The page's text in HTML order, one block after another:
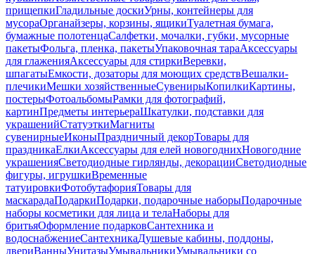
прищепкиГладильные доскиУрны, контейнеры для
мусораОрганайзеры, корзины, ящикиТуалетная бумага,
бумажные полотенцаСалфетки, мочалки, губки, мусорные
пакетыФольга, пленка, пакетыУпаковочная тараАксессуары
для глаженияАксессуары для стиркиВеревки,
шпагатыЕмкости, дозаторы для моющих средствВешалки-
плечикиМешки хозяйственныеСувенирыКопилкиКартины,
постерыФотоальбомыРамки для фотографий,
картинПредметы интерьераШкатулки, подставки для
украшенийСтатуэткиМагниты
сувенирныеИконыПраздничный декорТовары для
праздникаЕлкиАксессуары для елей новогоднихНовогодние
украшенияСветодиодные гирлянды, декорацииСветодиодные
фигуры, игрушкиВременные
татуировкиФотобутафорияТовары для
маскарадаПодаркиПодарки, подарочные наборыПодарочные
наборы косметики для лица и телаНаборы для
бритьяОформление подарковСантехника и
водоснабжениеСантехникаДушевые кабины, поддоны,
двериВанныУнитазыУмывальникиУмывальники со